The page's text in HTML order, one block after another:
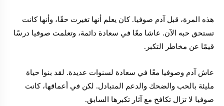
هذه المرة، قبل آدم صوفيا. كان يعلم أنها تغيرت حقًا، وأنها كانت
تستحق حبه الآن. عاشا معًا في سعادة دائمة، وتعلمت صوفيا درسًا
قيمًا عن مخاطر التكبر.
عاش آدم وصوفيا معًا في سعادة لسنوات عديدة. لقد بنوا حياة
مليئة بالحب والضحك والدعم المتبادل. لكن في أعماقها، كانت
صوفيا لا تزال تكافح مع آثار تكبرها السابق.